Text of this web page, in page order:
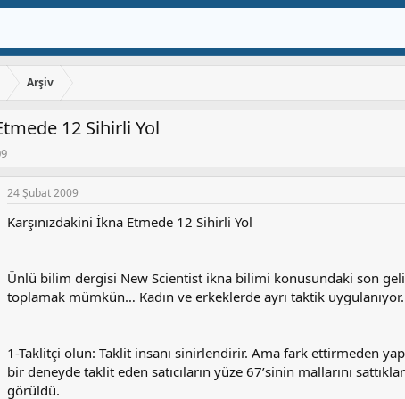
Arşiv
12 Sihirli Yol
24 Şubat 2009
Karşınızdakini İkna Etmede 12 Sihirli Yol
Ünlü bilim dergisi New Scientist ikna bilimi konusundaki son
toplamak mümkün… Kadın ve erkeklerde ayrı taktik
1-Taklitçi olun: Taklit insanı sinirlendirir. Ama fark ettirmeden
bir deneyde taklit eden satıcıların yüze 67’sinin mallarını
görüldü.